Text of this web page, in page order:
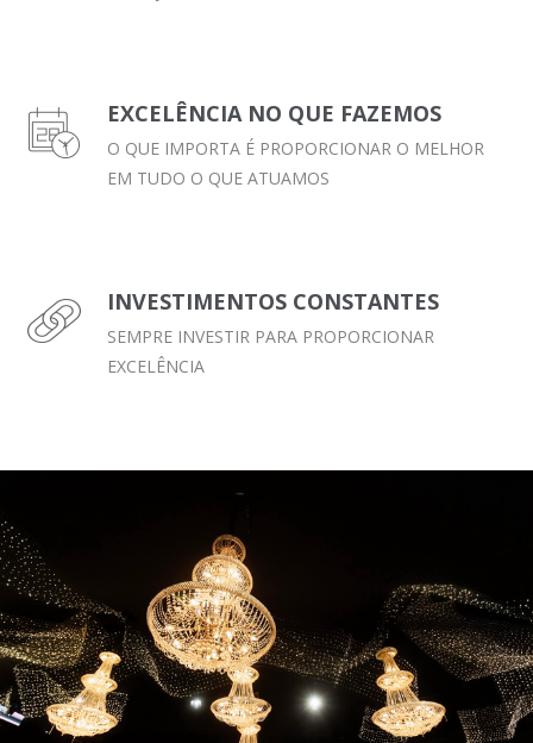
EXCELÊNCIA NO QUE FAZEMOS
O QUE IMPORTA É PROPORCIONAR O MELHOR
EM TUDO O QUE ATUAMOS
INVESTIMENTOS CONSTANTES
SEMPRE INVESTIR PARA PROPORCIONAR
EXCELÊNCIA